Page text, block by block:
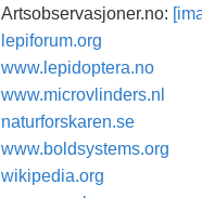
Artsobservasjoner.no:
lepiforum.org
www.lepidoptera.no
www.microvlinders.nl
naturforskaren.se
www.boldsystems.org
wikipedia.org